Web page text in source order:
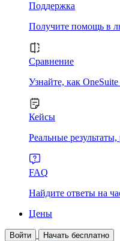
Поддержка
Получите помощь в
Сравнение
Узнайте, как
Кейсы
Реальные
FAQ
Найдите ответы на
Цены
Войти Начать бесплатно